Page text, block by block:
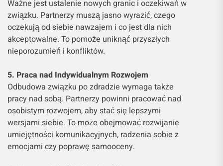
Ważne jest ustalenie nowych granic i oczekiwań w
związku. Partnerzy muszą jasno wyrazić, czego
oczekują od siebie nawzajem i co jest dla nich
akceptowalne. To pomoże uniknąć przyszłych
nieporozumień i konfliktów.
5. Praca nad Indywidualnym Rozwojem
Odbudowa związku po zdradzie wymaga także
pracy nad sobą. Partnerzy powinni pracować nad
osobistym rozwojem, aby stać się lepszymi
wersjami siebie. To może obejmować rozwijanie
umiejętności komunikacyjnych, radzenia sobie z
emocjami czy poprawę samooceny.